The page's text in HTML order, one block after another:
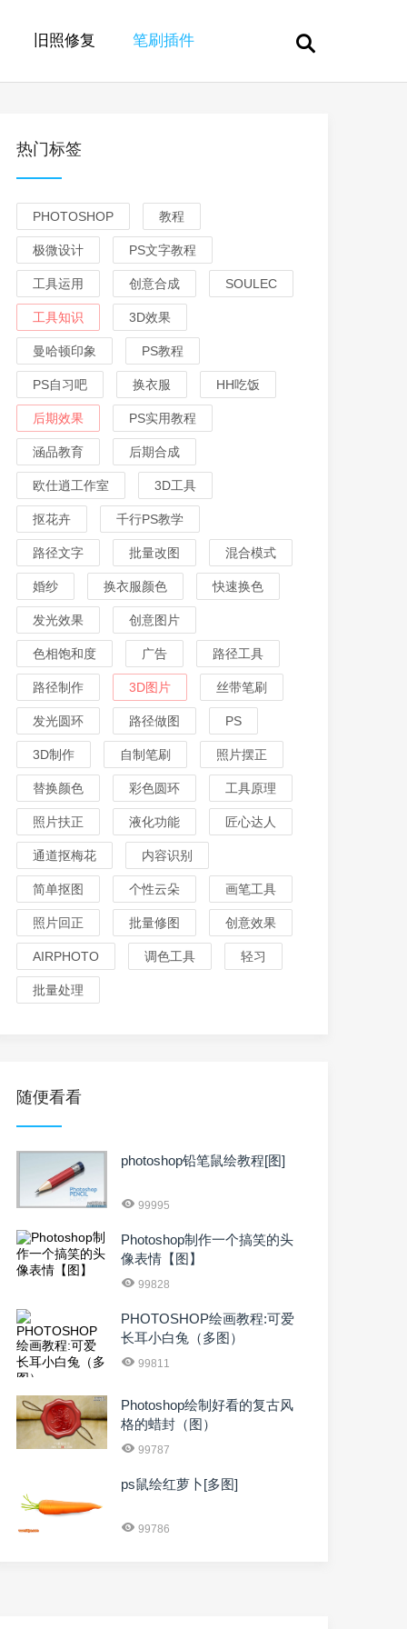
旧照修复 笔刷插件
热门标签
PHOTOSHOP 教程
极微设计 PS文字教程
工具运用 创意合成 SOULEC
工具知识 3D效果
曼哈顿印象 PS教程
PS自习吧 换衣服 HH吃饭
后期效果 PS实用教程
涵品教育 后期合成
欧仕逍工作室 3D工具
抠花卉 千行PS教学
路径文字 批量改图 混合模式
婚纱 换衣服颜色 快速换色
发光效果 创意图片
色相饱和度 广告 路径工具
路径制作 3D图片 丝带笔刷
发光圆环 路径做图 PS
3D制作 自制笔刷 照片摆正
替换颜色 彩色圆环 工具原理
照片扶正 液化功能 匠心达人
通道抠梅花 内容识别
简单抠图 个性云朵 画笔工具
照片回正 批量修图 创意效果
AIRPHOTO 调色工具 轻习
批量处理
随便看看
photoshop铅笔鼠绘教程[图]
99995
Photoshop制作一个搞笑的头
像表情【图】
99828
PHOTOSHOP绘画教程:可爱
长耳小白兔（多图）
99811
Photoshop绘制好看的复古风
格的蜡封（图）
99787
ps鼠绘红萝卜[多图]
99786